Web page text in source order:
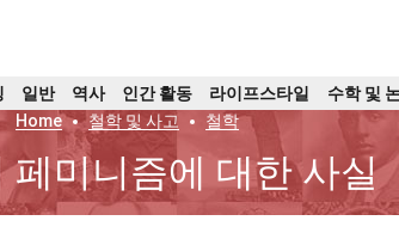
일반 역사 인간 활동 라이프스타일
수학 및
Home
철학 및 사고 철학
페미니즘에 대한 사실